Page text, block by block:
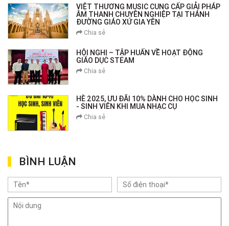
VIỆT THƯƠNG MUSIC CUNG CẤP GIẢI PHÁP
ÂM THANH CHUYÊN NGHIỆP TẠI THÁNH
ĐƯỜNG GIÁO XỨ GIA YÊN
Chia sẻ
HỘI NGHỊ – TẬP HUẤN VỀ HOẠT ĐỘNG
GIÁO DỤC STEAM
Chia sẻ
HÈ 2025, ƯU ĐÃI 10% DÀNH CHO HỌC SINH
- SINH VIÊN KHI MUA NHẠC CỤ
Chia sẻ
BÌNH LUẬN